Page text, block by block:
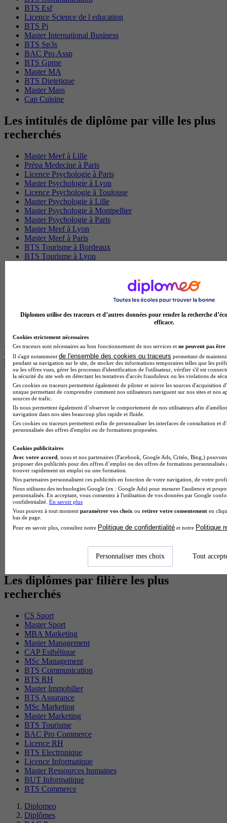
BTS Esf
Licence Science de l education
BTS Pi
Master International Business
BTS Sp3s
BAC Pro Assp
BTS Gpme
Master MA
BTS Dietetique
Master Mass
Cap Cuisine
Les intitulés de diplôme par ville les plus
recherchés
Master Meef à Lille
Prépa Medecine à Paris
Licence Psychologie à Paris
Master Psychologie à Lyon
Licence Psychologie à Toulouse
Master Psychologie à Lille
Master Psychologie à Montpellier
Master Psychologie à Paris
Master Meef à Lyon
Master Meef à Paris
BTS Tourisme à Bordeaux
BTS Tourisme à Lyon
BTS Communication à Bordeaux
Master Psychologie à Angers
BTS Communication à Lyon
Les intitulés de diplôme par alternance
les plus recherchés
BTS Esf en alternance
BTS Dietetique en alternance
BTS Mco en alternance
BTS Pi en alternance
BTS Sp3s en alternance
Master CCA en alternance
BTS Sam en alternance
Cap Fleuriste en alternance
BTS Sio en alternance
MSc Marketing Digital en alternance
BTS Gpme en alternance
Cap Electricien en alternance
BTS Gpn en alternance
BTS Domotique en alternance
BAC Pro Agora en alternance
BTS Sta en alternance
BTS Tpl en alternance
Les diplômes par filière les plus
recherchés
CS Sport
Master Sport
MBA Marketing
Master Management
CAP Esthétique
MSc Management
BTS Communication
BTS RH
Master Immobilier
BTS Assurance
MSc Marketing
Master Marketing
BTS Tourisme
BAC Pro Commerce
Licence RH
BTS Electronique
Licence Informatique
Master Ressources humaines
BUT Informatique
BTS Commerce
Diplomeo
Diplômes
Diplomeo utilise des traceurs et d’autres données pour rendre la recherche
efficace.
Cookies strictement nécessaires
Ces traceurs sont nécessaires au bon fonctionnement de nos services et ne peuvent pas être
Il s'agit notamment de l'ensemble des cookies ou traceurs permettant de
pendant sa navigation sur le site, de stocker des informations temporaires telles que les
ou les offres vues, gérer les processus d'identification de l'utilisateur, vérifier s'il est
la sécurité du site web en détectant les tentatives d'accès frauduleux ou les violations de
Ces cookies ou traceurs permettent également de piloter et suivre les sources d'acquisition
unique permettant de comprendre comment nos utilisateurs naviguent sur nos sites et nos
sources de trafic.
Ils nous permettent également d’observer le comportement de nos utilisateurs afin
navigation dans nos sites beaucoup plus rapide et fluide.
Ces cookies ou traceurs permettent enfin de personnaliser les interfaces de consultation et
personnalisée des offres d'emploi ou de formations proposées.
Cookies publicitaires
Avec votre accord , nous et nos partenaires (Facebook, Google Ads, Critéo, Bing,)
proposer des publicités pour des offres d’emploi ou des offres de formations
trouver rapidement un emploi ou une formation.
Nos partenaires personnalisent ces publicités en fonction de votre navigation, de votre
Nous utilisons des technologies Google (ex : Google Ads) pour mesurer l'audience et
personnalisés. En acceptant, vous consentez à l'utilisation de vos données par Google
confidentialité. En savoir plus
Vous pouvez à tout moment paramétrer vos choix ou retirer votre consentement en
bas de page.
Pour en savoir plus, consultez notre Politique de confidentialité et notre Politique
Personnaliser mes choix Tout